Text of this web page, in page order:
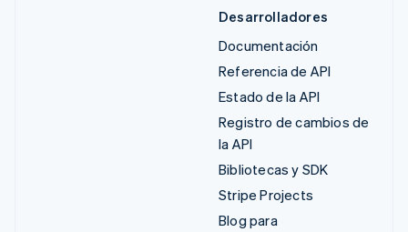
Desarrolladores
Documentación
Referencia de API
Estado de la API
Registro de cambios de
la API
Bibliotecas y SDK
Stripe Projects
Blog para